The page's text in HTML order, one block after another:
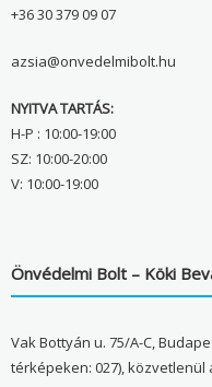
+36 30 379 09 07
azsia@onvedelmibolt.hu
NYITVA TARTÁS:
H-P : 10:00-19:00
SZ: 10:00-20:00
V: 10:00-19:00
Önvédelmi Bolt – Köki
Vak Bottyán u. 75/A-C,
térképeken: 027), közvetlenül